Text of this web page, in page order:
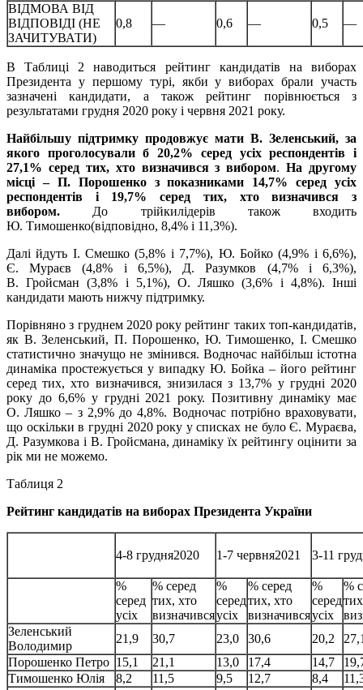
ВІДМОВА ВІД
ВІДПОВІДІ (НЕ
ЗАЧИТУВАТИ)
0,8 — 0,6 — 0,5 —
В Таблиці 2 наводиться рейтинг кандидатів на виборах
Президента у першому турі, якби у виборах брали участь
зазначені кандидати, а також рейтинг порівнюється з
результатами грудня 2020 року і червня 2021 року.
Найбільшу підтримку продовжує мати В. Зеленський, за
якого проголосували б 20,2% серед усіх респондентів і
27,1% серед тих, хто визначився з вибором.На другому
місці – П. Порошенко з показниками 14,7% серед усіх
респондентів і 19,7% серед тих, хто визначився з
вибором. До трійкилідерів також входить
Ю. Тимошенко(відповідно, 8,4% і 11,3%).
Далі йдуть І. Смешко (5,8% і 7,7%), Ю. Бойко (4,9% і 6,6%),
Є. Мураєв (4,8% і 6,5%), Д. Разумков (4,7% і 6,3%),
В. Гройсман (3,8% і 5,1%), О. Ляшко (3,6% і 4,8%). Інші
кандидати мають нижчу підтримку.
Порівняно з груднем 2020 року рейтинг таких топ-кандидатів,
як В. Зеленський, П. Порошенко, Ю. Тимошенко, І. Смешко
статистично значущо не змінився. Водночас найбільш істотна
динаміка простежується у випадку Ю. Бойка – його рейтинг
серед тих, хто визначився, знизилася з 13,7% у грудні 2020
року до 6,6% у грудні 2021 року. Позитивну динаміку має
О. Ляшко – з 2,9% до 4,8%. Водночас потрібно враховувати,
що оскільки в грудні 2020 року у списках не було Є. Мураєва,
Д. Разумкова і В. Гройсмана, динаміку їх рейтингу оцінити за
рік ми не можемо.
Таблиця 2
Рейтинг кандидатів на виборах Президента України
4-8 грудня2020 1-7 червня2021 3-11
%
серед
усіх
% серед
тих, хто
визначився
%
серед
усіх
% серед
тих, хто
визначився
%
серед
усіх
%
Зеленський
Володимир
21,9 30,7 23,0 30,6 20,2
Порошенко Петро 15,1 21,1 13,0 17,4 14,7
Тимошенко Юлія
8,2 11,5 9,5 12,7 8,4